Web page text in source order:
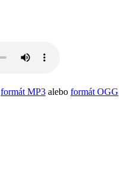
formát MP3 alebo formát OGG